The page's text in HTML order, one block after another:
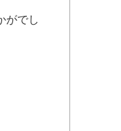
がでし